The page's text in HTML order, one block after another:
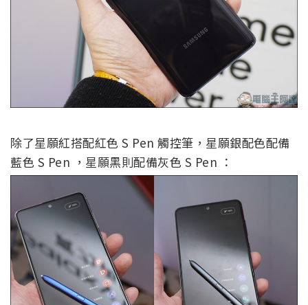
除了星願紅搭配紅色 S Pen 觸控筆，星願銀配色配備
藍色 S Pen ，星願黑則配備灰色 S Pen ：